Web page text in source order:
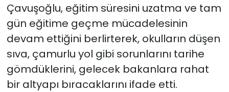
Çavuşoğlu, eğitim süresini uzatma ve tam
gün eğitime geçme mücadelesinin
devam ettiğini berlirterek, okulların düşen
sıva, çamurlu yol gibi sorunlarını tarihe
gömdüklerini, gelecek bakanlara rahat
bir altyapı bıracaklarını ifade etti.